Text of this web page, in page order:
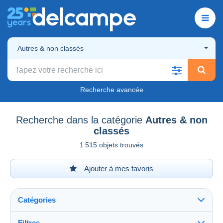
Autres & non classés
Recherche avancée
Recherche dans la catégorie Autres & non
classés
1 515 objets trouvés
Ajouter à mes favoris
Catégories